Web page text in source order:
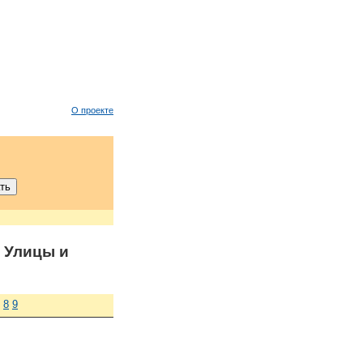
О проекте
и
8 9